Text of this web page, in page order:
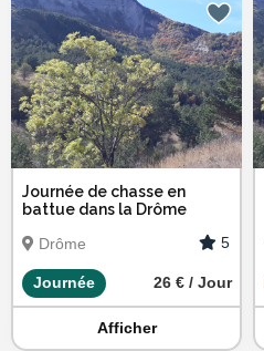
Journée de chasse en
battue dans la Drôme
Drôme
5
Journée 26 € / Jour
Afficher